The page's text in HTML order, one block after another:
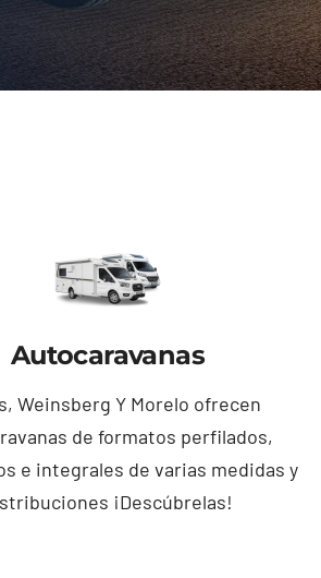
Autocaravanas
Weinsberg Y Morelo ofrecen
de formatos perfilados,
e integrales de varias medidas y
¡Descúbrelas!